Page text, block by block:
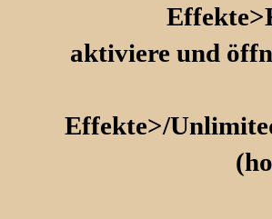
aktiviere und
Effekte>/